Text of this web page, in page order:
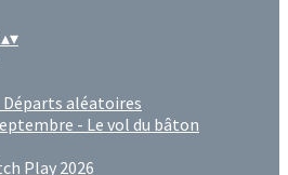
▴▾
Départs aléatoires
- Le vol du bâton
Play 2026